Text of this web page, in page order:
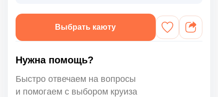
Выбрать каюту
Нужна помощь?
Быстро отвечаем на вопросы
и помогаем с выбором круиза